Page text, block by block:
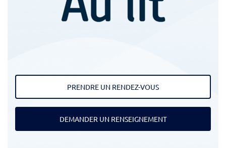
PRENDRE UN RENDEZ-VOUS
DEMANDER UN RENSEIGNEMENT